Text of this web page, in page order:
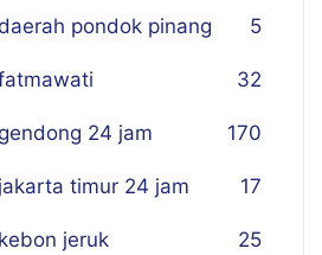
pondok pinang 5
32
24 jam 170
timur 24 jam 17
jeruk 25